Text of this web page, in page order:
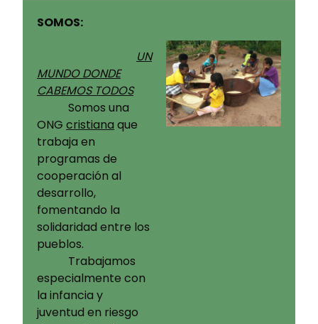
SOMOS:
UN
MUNDO DONDE
CABEMOS TODOS
Somos una
ONG cristiana que
trabaja en
programas de
cooperación al
desarrollo,
fomentando la
solidaridad entre los
pueblos.
Trabajamos
especialmente con
la infancia y
juventud en riesgo